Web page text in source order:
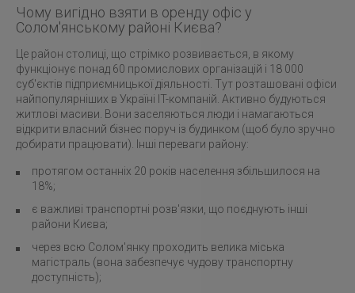
Чому вигідно взяти в оренду офіс у
Солом'янському районі Києва?
Це район столиці, що стрімко розвивається, в якому
функціонує понад 60 промислових організацій і 18 000
суб'єктів підприємницької діяльності. Тут розташовані офіси
найпопулярніших в Україні IT-компаній. Активно будуються
житлові масиви. Вони заселяються люди і намагаються
відкрити власний бізнес поруч із будинком (щоб було зручно
добирати працювати). Інші переваги району:
протягом останніх 20 років населення збільшилося на
18%;
є важливі транспортні розв'язки, що поєднують інші
райони Києва;
через всю Солом'янку проходить велика міська
магістраль (вона забезпечує чудову транспортну
доступність);